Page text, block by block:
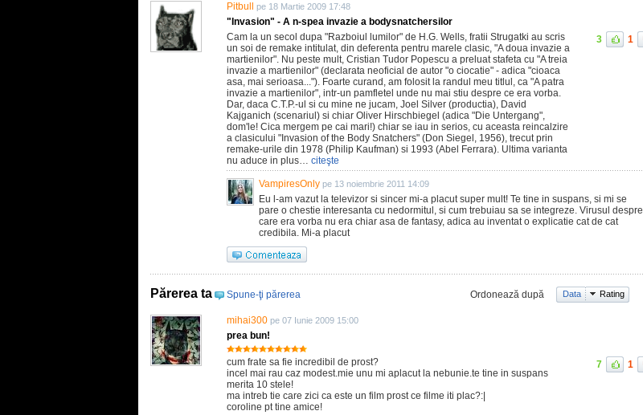
Pitbull pe 18 Martie 2009 17:48
"Invasion" - A n-spea invazie a bodysnatchersilor
Cam la un secol dupa "Razboiul lumilor" de H.G. Wells, fratii Strugatki au scris
un soi de remake intitulat, din deferenta pentru marele clasic, "A doua invazie a
martienilor". Nu peste mult, Cristian Tudor Popescu a preluat stafeta cu "A treia
invazie a martienilor" (declarata neoficial de autor "o ciocatie" - adica "cioaca
asa, mai serioasa..."). Foarte curand, am folosit la randul meu titlul, ca "A patra
invazie a martienilor", intr-un pamfletel unde nu mai stiu despre ce era vorba.
Dar, daca C.T.P.-ul si cu mine ne jucam, Joel Silver (productia), David
Kajganich (scenariul) si chiar Oliver Hirschbiegel (adica "Die Untergang",
dom'le! Cica mergem pe cai mari!) chiar se iau in serios, cu aceasta reincalzire
a clasicului "Invasion of the Body Snatchers" (Don Siegel, 1956), trecut prin
remake-urile din 1978 (Philip Kaufman) si 1993 (Abel Ferrara). Ultima varianta
nu aduce in plus… citeşte
3 1
VampiresOnly pe 13 noiembrie 2011 14:09
Eu l-am vazut la televizor si sincer mi-a placut super mult! Te tine in suspans, si mi se
pare o chestie interesanta cu nedormitul, si cum trebuiau sa se integreze. Virusul despre
care era vorba nu era chiar asa de fantasy, adica au inventat o explicatie cat de cat
credibila. Mi-a placut
Părerea ta Spune-ţi părerea Ordonează după Data Rating
mihai300 pe 07 Iunie 2009 15:00
prea bun!
cum frate sa fie incredibil de prost?
incel mai rau caz modest.mie unu mi aplacut la nebunie.te tine in suspans
merita 10 stele!
ma intreb tie care zici ca este un film prost ce filme iti plac?:|
coroline pt tine amice!
7 1